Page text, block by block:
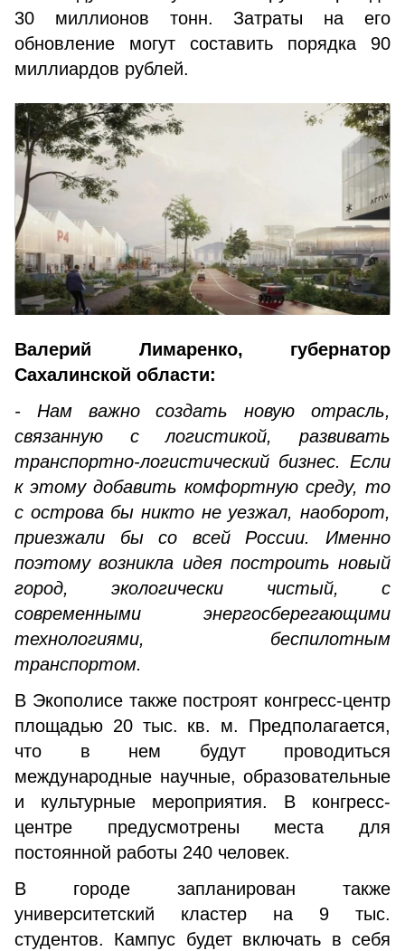
30 миллионов тонн. Затраты на его
обновление могут составить порядка 90
миллиардов рублей.
Валерий Лимаренко, губернатор
Сахалинской области:
- Нам важно создать новую отрасль,
связанную с логистикой, развивать
транспортно-логистический бизнес. Если
к этому добавить комфортную среду, то
с острова бы никто не уезжал, наоборот,
приезжали бы со всей России. Именно
поэтому возникла идея построить новый
город, экологически чистый, с
современными энергосберегающими
технологиями, беспилотным
транспортом.
В Экополисе также построят конгресс-центр
площадью 20 тыс. кв. м. Предполагается,
что в нем будут проводиться
международные научные, образовательные
и культурные мероприятия. В конгресс-
центре предусмотрены места для
постоянной работы 240 человек.
В городе запланирован также
университетский кластер на 9 тыс.
студентов. Кампус будет включать в себя